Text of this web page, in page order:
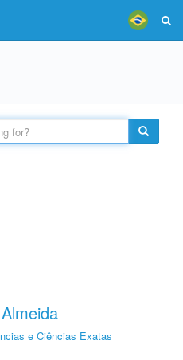
e Ciências Exatas